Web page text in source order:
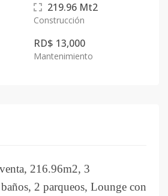
219.96 Mt2
Construcción
RD$ 13,000
Mantenimiento
216.96m2, 3
2 parqueos, Lounge con